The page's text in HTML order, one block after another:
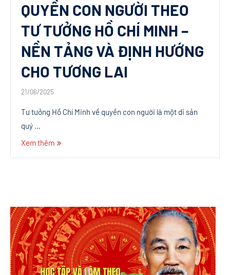
QUYỀN CON NGƯỜI THEO
TƯ TƯỞNG HỒ CHÍ MINH –
NỀN TẢNG VÀ ĐỊNH HƯỚNG
CHO TƯƠNG LAI
21/06/2025
Tư tưởng Hồ Chí Minh về quyền con người là một di sản
quý …
Xem thêm